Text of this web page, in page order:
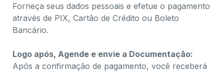
Forneça seus dados pessoais e efetue o pagamento
através de PIX, Cartão de Crédito ou Boleto
Bancário.
Logo após, Agende e envie a Documentação:
Após a confirmação de pagamento, você receberá